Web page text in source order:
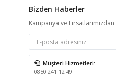
Bizden Haberler
Kampanya ve
Müşteri Hizmetleri:
0850 241 12 49